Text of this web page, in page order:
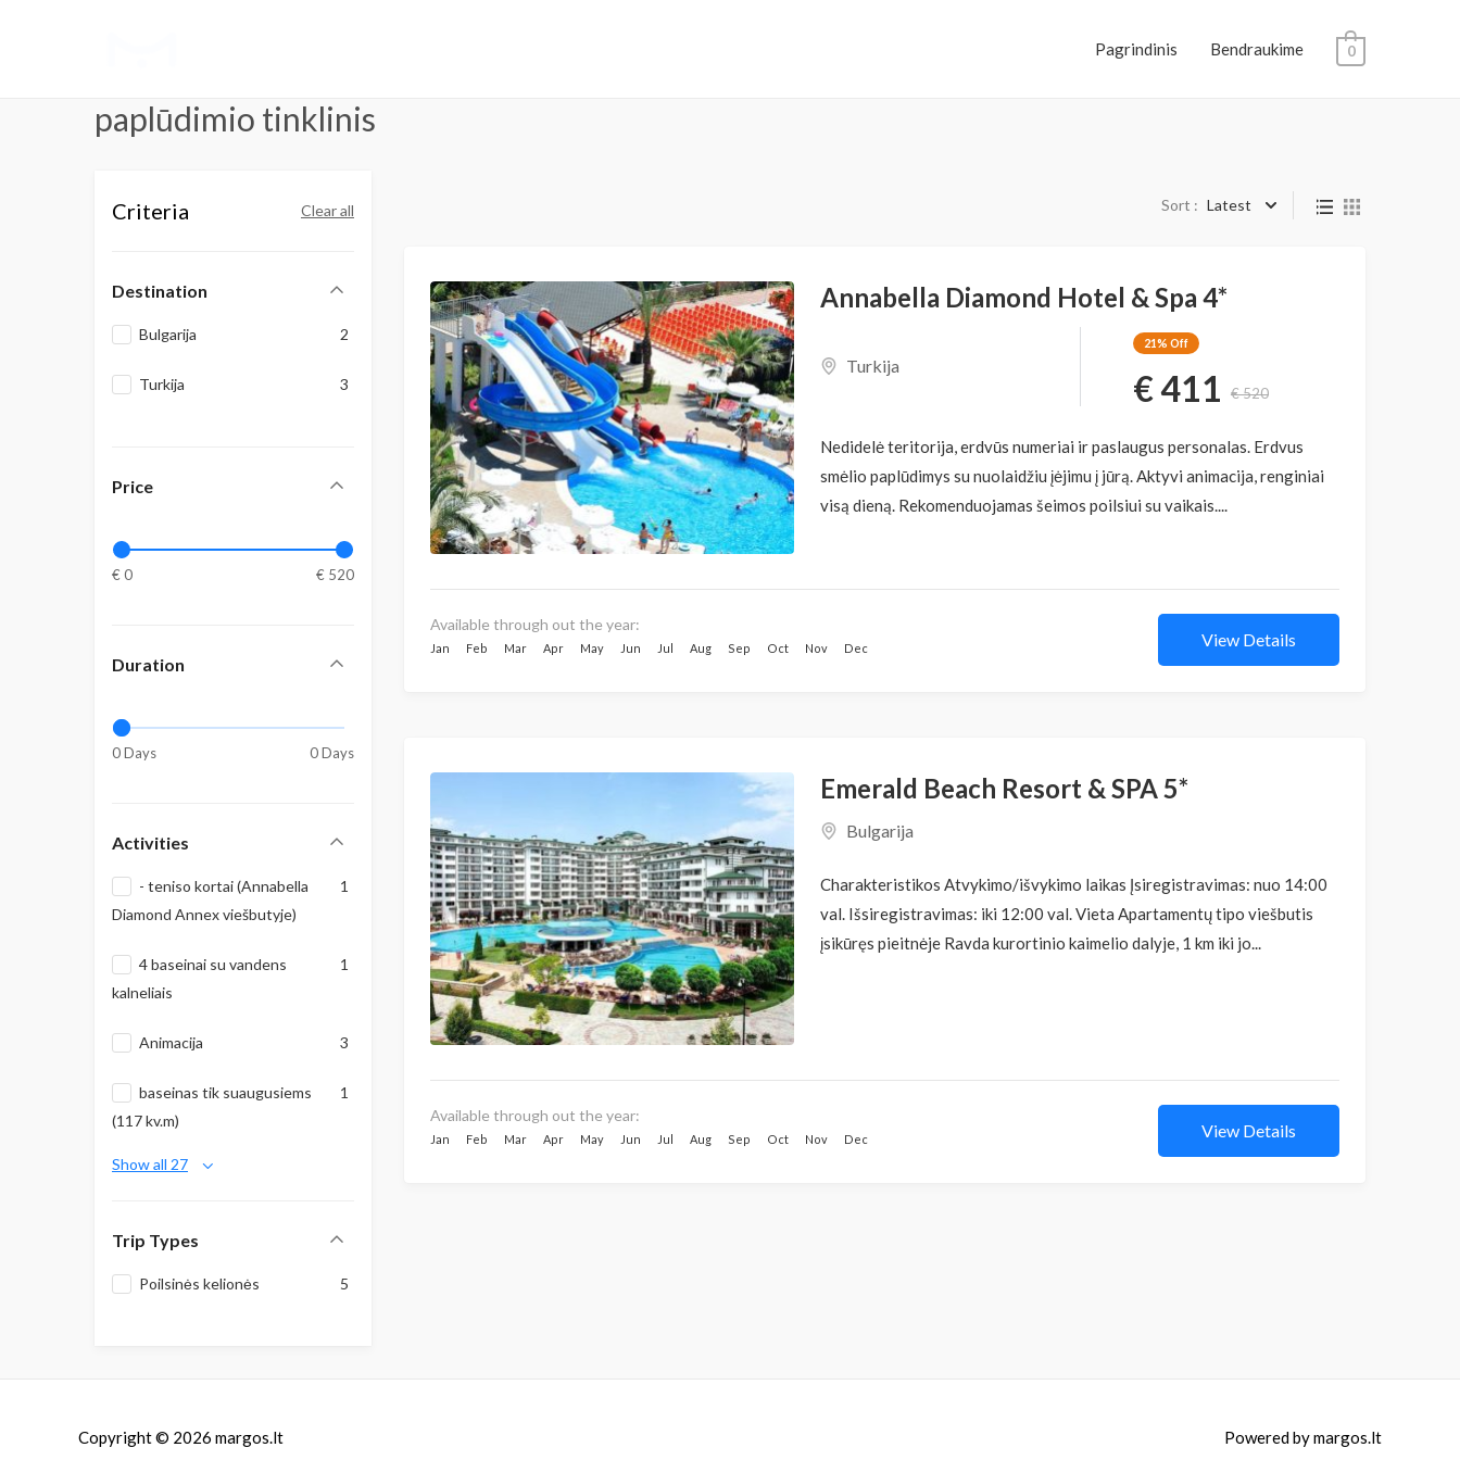
Pagrindinis Bendraukime 0
paplūdimio tinklinis
Criteria Clear all
Destination
Bulgarija 2
Turkija 3
Price
€ 0 € 520
Duration
0 Days 0 Days
Activities
- teniso kortai (Annabella
Diamond Annex viešbutyje)
1
4 baseinai su vandens
kalneliais
1
Animacija 3
baseinas tik suaugusiems
(117 kv.m)
1
Show all 27
Trip Types
Poilsinės kelionės 5
Sort : Latest
Annabella Diamond Hotel & Spa 4*
Turkija
21% Off
€ 411 € 520
Nedidelė teritorija, erdvūs numeriai ir paslaugus personalas. Erdvus
smėlio paplūdimys su nuolaidžiu įėjimu į jūrą. Aktyvi animacija, renginiai
visą dieną. Rekomenduojamas šeimos poilsiui su vaikais....
Available through out the year:
Jan Feb Mar Apr May Jun Jul Aug Sep Oct Nov Dec View Details
Emerald Beach Resort & SPA 5*
Bulgarija
Charakteristikos Atvykimo/išvykimo laikas Įsiregistravimas: nuo 14:00
val. Išsiregistravimas: iki 12:00 val. Vieta Apartamentų tipo viešbutis
įsikūręs pieitnėje Ravda kurortinio kaimelio dalyje, 1 km iki jo...
Available through out the year:
Jan Feb Mar Apr May Jun Jul Aug Sep Oct Nov Dec View Details
Copyright © 2026 margos.lt Powered bymargos.lt